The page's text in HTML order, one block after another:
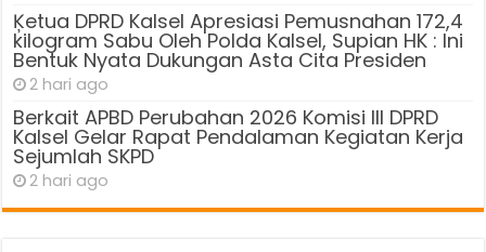
Ķetua DPRD Kalsel Apresiasi Pemusnahan 172,4
kilogram Sabu Oleh Polda Kalsel, Supian HK : Ini
Bentuk Nyata Dukungan Asta Cita Presiden
2 hari ago
Berkait APBD Perubahan 2026 Komisi III DPRD
Kalsel Gelar Rapat Pendalaman Kegiatan Kerja
Sejumlah SKPD
2 hari ago